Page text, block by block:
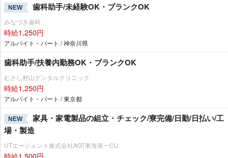
NEW 歯科助手/未経験OK・ブランクOK
みなづき歯科
時給1,250円
アルバイト・パート / 神奈川県
歯科助手/扶養内勤務OK・ブランクOK
むさし村山デンタルクリニック
時給1,250円
アルバイト・パート / 東京都
NEW
家具・家電製品の組立・チェック/寮完備/日勤/日払い/工
場・製造
UTエージェント株式会社AGT東海第一CU
時給1,500円